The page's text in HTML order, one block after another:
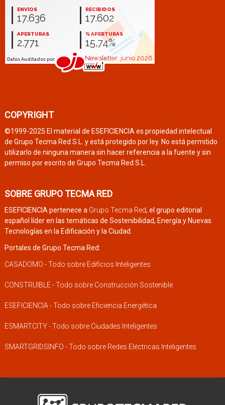
COPYRIGHT
©1999-2025 El material de ESEFICIENCIA es propiedad intelectual
de Grupo Tecma Red S.L. y está protegido por ley. No está permitido
utilizarlo de ninguna manera sin hacer referencia a la fuente y sin
permiso por escrito de Grupo Tecma Red S.L.
SOBRE GRUPO TECMA RED
ESEFICIENCIA pertenece a Grupo Tecma Red, el grupo editorial
español líder en las temáticas de Sostenibilidad, Energía y Nuevas
Tecnologías en la Edificación y la Ciudad.
Portales de Grupo Tecma Red:
CASADOMO - Todo sobre Edificios Inteligentes
CONSTRUIBLE - Todo sobre Construcción Sostenible
ESEFICIENCIA - Todo sobre Eficiencia Energética
ESMARTCITY - Todo sobre Ciudades Inteligentes
SMARTGRIDSINFO - Todo sobre Redes Eléctricas Inteligentes